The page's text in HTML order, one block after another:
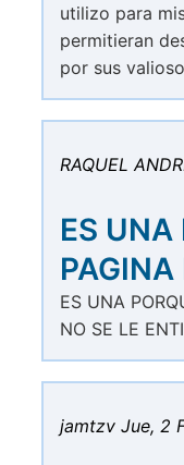
utilizo para
permitieran
por sus
RAQUEL
ES UNA
PAGINA
ES UNA
NO SE LE
jamtzv Jue, 2